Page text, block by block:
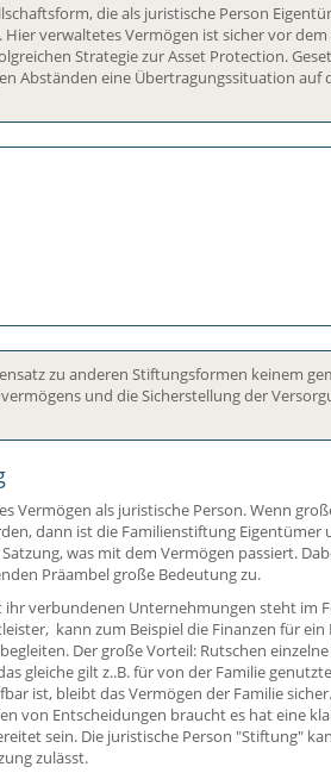
die als juristische Person
verwaltetes Vermögen ist sicher vor
Strategie zur Asset Protection.
Abständen eine Übertragungssituation auf
zu anderen Stiftungsformen keinem
und die Sicherstellung der
Vermögen als juristische Person. Wenn
dann ist die Familienstiftung Eigentümer
was mit dem Vermögen passiert.
Präambel große Bedeutung zu.
ihr verbundenen Unternehmungen steht im
kann zum Beispiel die Finanzen für
Der große Vorteil: Rutschen
gleiche gilt z..B. für von der Familie
ist, bleibt das Vermögen der Familie
von Entscheidungen braucht es hat eine
sein. Die juristische Person "Stiftung"
zulässt.